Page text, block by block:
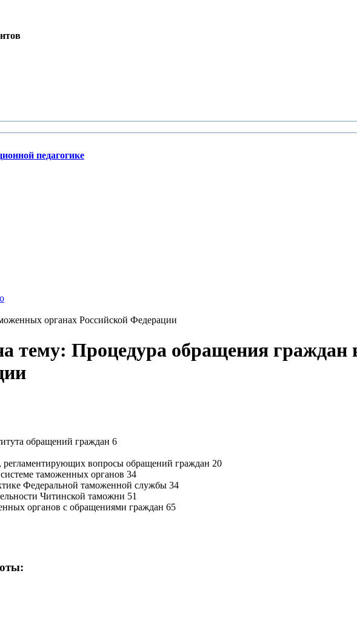
педагогике
органах Российской Федерации
тему: Процедура обращения граждан
обращений граждан 6
регламентирующих вопросы обращений граждан 20
таможенных органов 34
Федеральной таможенной службы 34
Читинской таможни 51
органов с обращениями граждан 65